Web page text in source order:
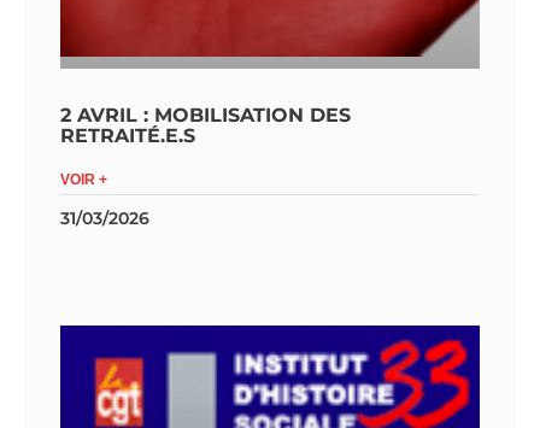
2 AVRIL : MOBILISATION DES
RETRAITÉ.E.S
VOIR +
31/03/2026